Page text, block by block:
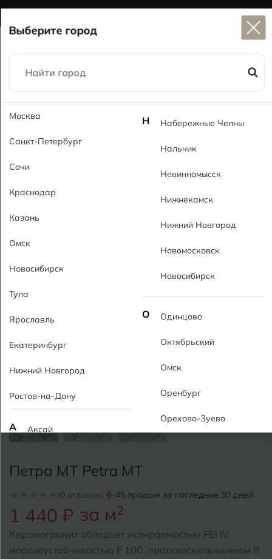
Главная Каталог 59x59 Петра MT Petra MT
Петра MT Petra MT
(0 отзывов) 45 продаж за последние 30 дней
1 440 ₽ за м2
Керамогранит обладает истираемостью PEI IV,
морозоустойчивостью F 100, противоскольжением R
Выберите город
Москва
Санкт-Петербург
Сочи
Краснодар
Казань
Омск
Новосибирск
Тула
Ярославль
Екатеринбург
Нижний Новгород
Ростов-на-Дону
А Аксай
Альметьевск
Армавир
Н Набережные Челны
Нальчик
Невинномысск
Нижнекамск
Нижний Новгород
Новомосковск
Новосибирск
О Одинцово
Октябрьский
Омск
Оренбург
Орехово-Зуево
Пятигорск